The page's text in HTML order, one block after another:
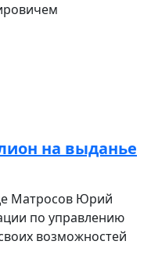
на выданье
Матросов Юрий
по управлению
возможностей